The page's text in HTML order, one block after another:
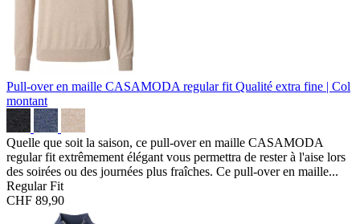
Pull-over en maille CASAMODA regular fit Qualité extra fine | Col
montant
Quelle que soit la saison, ce pull-over en maille CASAMODA
regular fit extrêmement élégant vous permettra de rester à l'aise lors
des soirées ou des journées plus fraîches. Ce pull-over en maille...
Regular Fit
CHF 89,90